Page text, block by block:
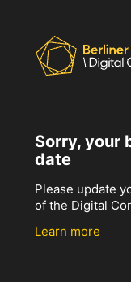
Sorry, your
date
Please update
of the Digital
Learn more